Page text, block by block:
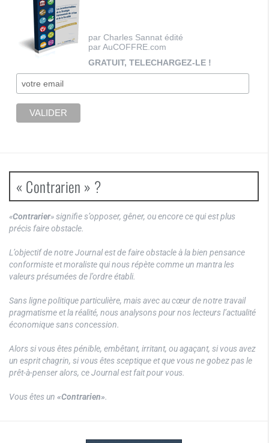
par Charles Sannat édité
par AuCOFFRE.com
GRATUIT, TELECHARGEZ-LE !
« Contrarien » ?
«Contrarier» signifie s’opposer, gêner, ou encore ce qui est plus
précis faire obstacle.
L’objectif de notre Journal est de faire obstacle à la bien pensance
conformiste et moraliste qui nous répète comme un mantra les
valeurs présumées de l’ordre établi.
Sans ligne politique particulière, mais avec au cœur de notre travail
pragmatisme et la réalité, nous analysons pour nos lecteurs l’actualité
économique sans concession.
Alors si vous êtes pénible, embêtant, irritant, ou agaçant, si vous avez
un esprit chagrin, si vous êtes sceptique et que vous ne gobez pas le
prêt-à-penser alors, ce Journal est fait pour vous.
Vous êtes un «Contrarien».